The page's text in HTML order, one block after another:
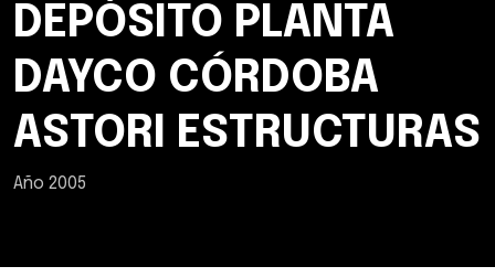
DEPÓSITO PLANTA
DAYCO CÓRDOBA
ASTORI ESTRUCTURAS
Año 2005